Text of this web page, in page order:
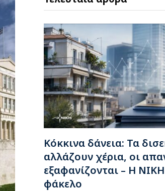
Κόκκινα δάνεια: Τα
αλλάζουν χέρια, οι
εξαφανίζονται – Η
φάκελο